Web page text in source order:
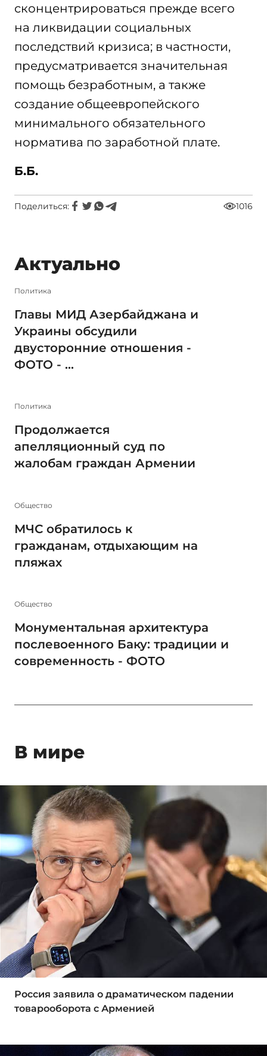
сконцентрироваться прежде всего
на ликвидации социальных
последствий кризиса; в частности,
предусматривается значительная
помощь безработным, а также
создание общеевропейского
минимального обязательного
норматива по заработной плате.
Б.Б.
Поделиться: 1016
Актуально
Политика
Главы МИД Азербайджана и
Украины обсудили
двусторонние отношения -
ФОТО - ...
Политика
Продолжается
апелляционный суд по
жалобам граждан Армении
Общество
МЧС обратилось к
гражданам, отдыхающим на
пляжах
Общество
Монументальная архитектура
послевоенного Баку: традиции и
современность - ФОТО
В мире
Россия заявила о драматическом падении
товарооборота с Арменией